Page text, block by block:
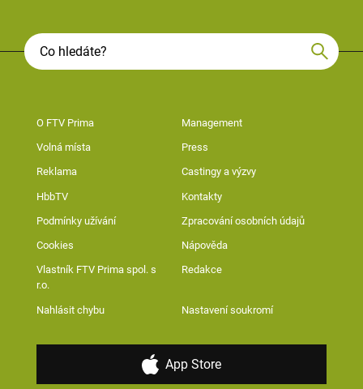
O FTV Prima Management
Volná místa Press
Reklama Castingy a výzvy
HbbTV Kontakty
Podmínky užívání Zpracování osobních údajů
Cookies Nápověda
Vlastník FTV Prima spol. s
r.o.
Redakce
Nahlásit chybu Nastavení soukromí
App Store